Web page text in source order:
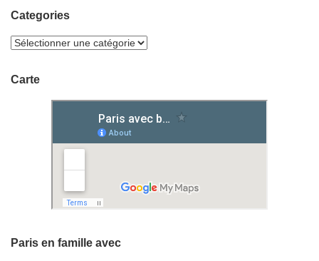
Categories
Carte
Paris en famille avec